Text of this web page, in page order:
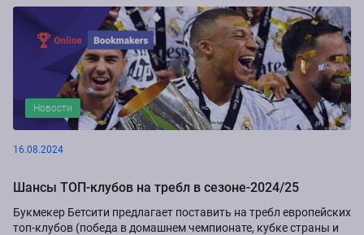
Новости
16.08.2024
Шансы ТОП-клубов на требл в сезоне-2024/25
Букмекер Бетсити предлагает поставить на требл европейских
топ-клубов (победа в домашнем чемпионате, кубке страны и